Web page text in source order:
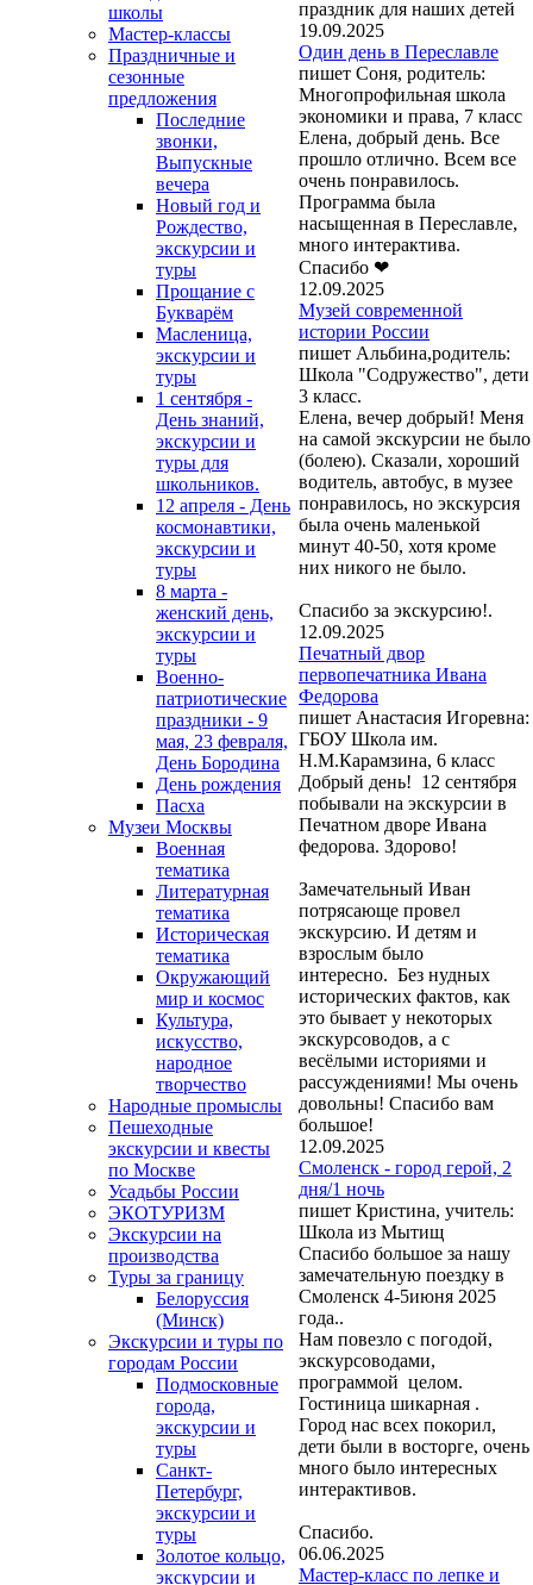
школы
Мастер-классы
Праздничные и
сезонные
предложения
Последние
звонки,
Выпускные
вечера
Новый год и
Рождество,
экскурсии и
туры
Прощание с
Букварём
Масленица,
экскурсии и
туры
1 сентября -
День знаний,
экскурсии и
туры для
школьников.
12 апреля - День
космонавтики,
экскурсии и
туры
8 марта -
женский день,
экскурсии и
туры
Военно-
патриотические
праздники - 9
мая, 23 февраля,
День Бородина
День рождения
Пасха
Музеи Москвы
Военная
тематика
Литературная
тематика
Историческая
тематика
Окружающий
мир и космос
Культура,
искусство,
народное
творчество
Народные промыслы
Пешеходные
экскурсии и квесты
по Москве
Усадьбы России
ЭКОТУРИЗМ
Экскурсии на
производства
Туры за границу
Белоруссия
(Минск)
Экскурсии и туры по
городам России
Подмосковные
города,
экскурсии и
туры
Санкт-
Петербург,
экскурсии и
туры
Золотое кольцо,
экскурсии и
праздник для наших детей
19.09.2025
Один день в Переславле
пишет Соня, родитель:
Многопрофильная школа
экономики и права, 7 класс
Елена, добрый день. Все
прошло отлично. Всем все
очень понравилось.
Программа была
насыщенная в Переславле,
много интерактива.
Спасибо ❤
12.09.2025
Музей современной
истории России
пишет Альбина,родитель:
Школа "Содружество", дети
3 класс.
Елена, вечер добрый! Меня
на самой экскурсии не было
(болею). Сказали, хороший
водитель, автобус, в музее
понравилось, но экскурсия
была очень маленькой
минут 40-50, хотя кроме
них никого не было.
Спасибо за экскурсию!.
12.09.2025
Печатный двор
первопечатника Ивана
Федорова
пишет Анастасия Игоревна:
ГБОУ Школа им.
Н.М.Карамзина, 6 класс
Добрый день! 12 сентября
побывали на экскурсии в
Печатном дворе Ивана
федорова. Здорово!
Замечательный Иван
потрясающе провел
экскурсию. И детям и
взрослым было
интересно. Без нудных
исторических фактов, как
это бывает у некоторых
экскурсоводов, а с
весёлыми историями и
рассуждениями! Мы очень
довольны! Спасибо вам
большое!
12.09.2025
Смоленск - город герой, 2
дня/1 ночь
пишет Кристина, учитель:
Школа из Мытищ
Спасибо большое за нашу
замечательную поездку в
Смоленск 4-5июня 2025
года..
Нам повезло с погодой,
экскурсоводами,
программой целом.
Гостиница шикарная .
Город нас всех покорил,
дети были в восторге, очень
много было интересных
интерактивов.
Спасибо.
06.06.2025
Мастер-класс по лепке и